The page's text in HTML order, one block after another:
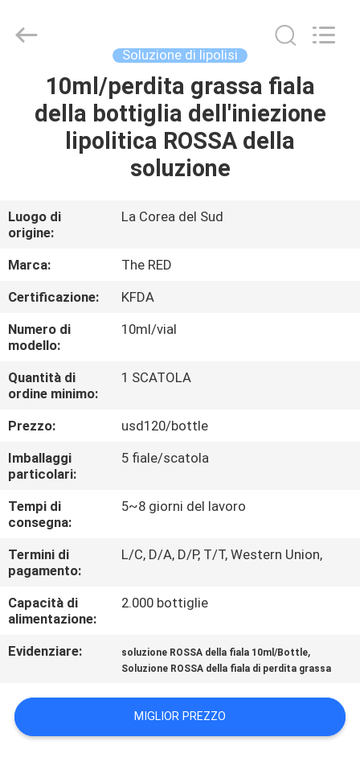
CASA.
PRODOTTI
DI
NOI
VISITA
ALLA
FABBRICA
CONTROLLO
DELLA
QUALITÀ
CONTATTACI
NOTIZIE
CASI
CHIEDI
PREVENTIVO
International
Trading
Soluzione di lipolisi
10ml/perdita grassa fiala
della bottiglia dell'iniezione
lipolitica ROSSA della
soluzione
Luogo di
origine:
La Corea del Sud
Marca:
The RED
Certificazione:
KFDA
Numero di
modello:
10ml/vial
Quantità di
ordine minimo:
1 SCATOLA
Prezzo:
usd120/bottle
Imballaggi
particolari:
5 fiale/scatola
Tempi di
consegna:
5~8 giorni del lavoro
Termini di
pagamento:
L/C, D/A, D/P, T/T, Western Union,
Capacità di
alimentazione:
2.000 bottiglie
Evidenziare: soluzione ROSSA della fiala 10ml/Bottle,
Soluzione ROSSA della fiala di perdita grassa
MIGLIOR PREZZO